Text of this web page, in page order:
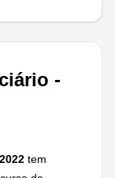
-
tem